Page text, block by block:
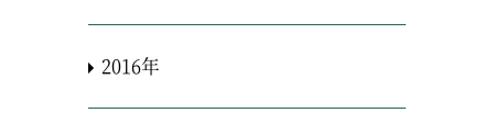
2016年